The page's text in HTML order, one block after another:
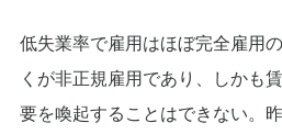
低失業率で雇用はほぼ完全雇用
くが非正規雇用であり、しかも
要を喚起することはできない。